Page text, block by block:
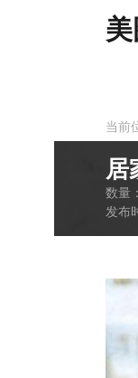
当前
居
数量：
发布